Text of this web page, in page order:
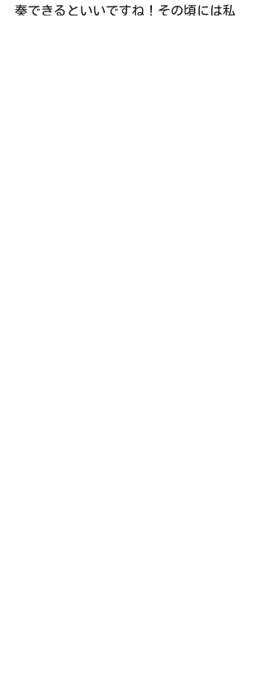
奏できるといいですね！その頃には私